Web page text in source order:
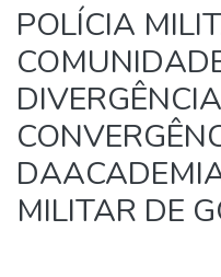
POLÍCIA
MILITAR DE